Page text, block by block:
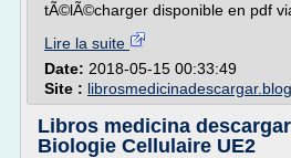
tÃ©lÃ©charger disponible en pdf
Lire la suite
Date: 2018-05-15 00:33:49
Site :
Libros medicina
Biologie Cellulaire UE2